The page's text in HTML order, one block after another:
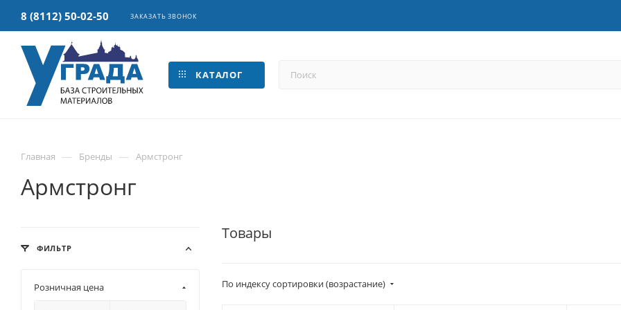
8 (8112) 50-02-50 ЗАКАЗАТЬ ЗВОНОК
КАТАЛОГ
Главная — Бренды — Армстронг
Армстронг
Товары
По индексу сортировки (возрастание)
ФИЛЬТР
Розничная цена